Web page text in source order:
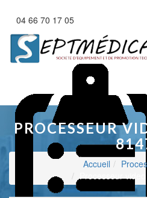
04 66 70 17 05
PROCESSEUR
Accueil
Processeur video